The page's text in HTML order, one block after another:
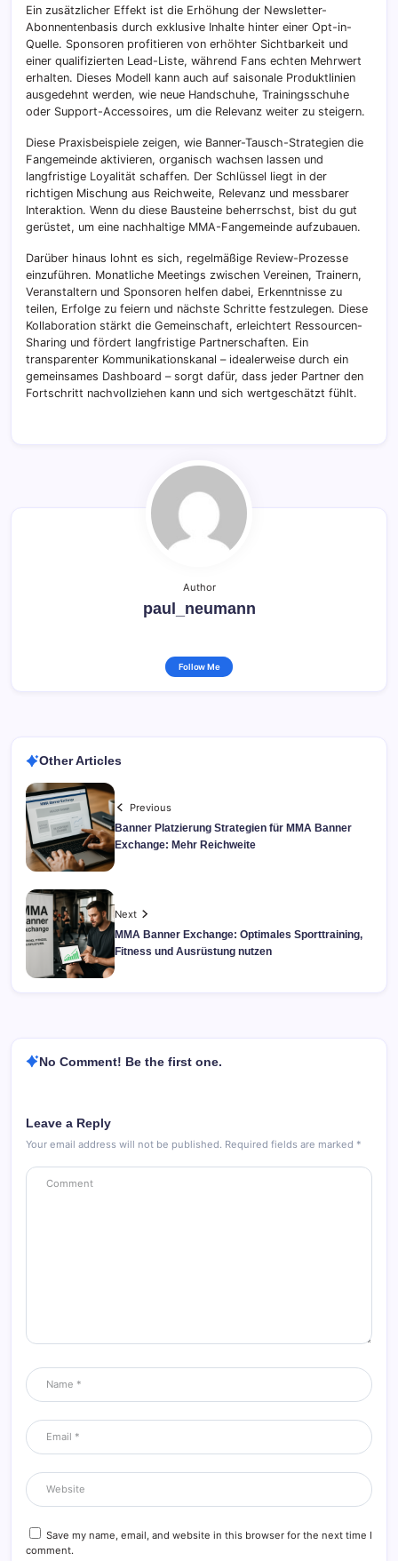
Ein zusätzlicher Effekt ist die Erhöhung der Newsletter-
Abonnentenbasis durch exklusive Inhalte hinter einer Opt-in-
Quelle. Sponsoren profitieren von erhöhter Sichtbarkeit und
einer qualifizierten Lead-Liste, während Fans echten Mehrwert
erhalten. Dieses Modell kann auch auf saisonale Produktlinien
ausgedehnt werden, wie neue Handschuhe, Trainingsschuhe
oder Support-Accessoires, um die Relevanz weiter zu steigern.
Diese Praxisbeispiele zeigen, wie Banner-Tausch-Strategien die
Fangemeinde aktivieren, organisch wachsen lassen und
langfristige Loyalität schaffen. Der Schlüssel liegt in der
richtigen Mischung aus Reichweite, Relevanz und messbarer
Interaktion. Wenn du diese Bausteine beherrschst, bist du gut
gerüstet, um eine nachhaltige MMA-Fangemeinde aufzubauen.
Darüber hinaus lohnt es sich, regelmäßige Review-Prozesse
einzuführen. Monatliche Meetings zwischen Vereinen, Trainern,
Veranstaltern und Sponsoren helfen dabei, Erkenntnisse zu
teilen, Erfolge zu feiern und nächste Schritte festzulegen. Diese
Kollaboration stärkt die Gemeinschaft, erleichtert Ressourcen-
Sharing und fördert langfristige Partnerschaften. Ein
transparenter Kommunikationskanal – idealerweise durch ein
gemeinsames Dashboard – sorgt dafür, dass jeder Partner den
Fortschritt nachvollziehen kann und sich wertgeschätzt fühlt.
Author
paul_neumann
Follow Me
Other Articles
Previous
Banner Platzierung Strategien für MMA Banner
Exchange: Mehr Reichweite
Next
MMA Banner Exchange: Optimales Sporttraining,
Fitness und Ausrüstung nutzen
No Comment! Be the first one.
Leave a Reply
Your email address will not be published. Required fields are marked *
Save my name, email, and website in this browser for the next time I
comment.